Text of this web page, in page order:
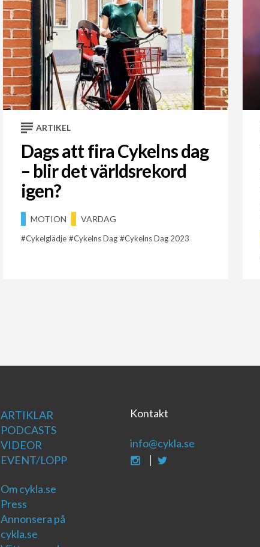
ARTIKEL
Dags att fira Cykelns dag
– blir det världsrekord
igen?
MOTION VARDAG
Cykelglädje Cykelns Dag Cykelns Dag 2023
ARTIKLAR
PODCASTS
VIDEOR
EVENT/LOPP
Om cykla.se
Press
Annonsera på
cykla.se
Kontakt
info@cykla.se